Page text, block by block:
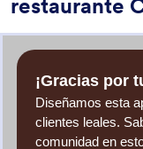
restaurante
Plantillas de formularios
comidas
Categorías de